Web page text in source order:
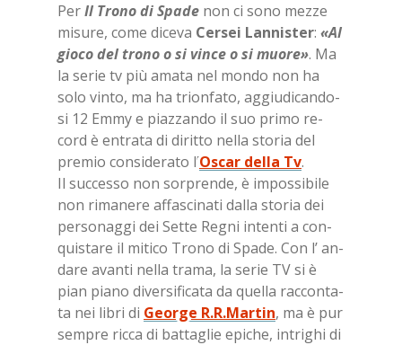
PerIl Tro­no di Spa­de non ci sono mez­ze
mi­su­re, come di­ce­va Cer­sei Lan­ni­ster: «Al
gio­co del tro­no o si vin­ce o si muo­re». Ma
la se­rie tv più ama­ta nel mon­do non ha
solo vin­to, ma ha trion­fa­to, ag­giu­di­can­do­
si 12 Emmy e piaz­zan­do il suo pri­mo re­
cord è en­tra­ta di di­rit­to nel­la sto­ria del
pre­mio con­si­de­ra­to l’Oscar del­la Tv.
Il suc­ces­so non sor­pren­de, è im­pos­si­bi­le
non ri­ma­ne­re af­fa­sci­na­ti dal­la sto­ria dei
per­so­nag­gi dei Set­te Re­gni in­ten­ti a con­
qui­sta­re il mi­ti­co Tro­no di Spa­de. Con l’ an­
da­re avan­ti nel­la tra­ma, la se­rie TV si è
pian pia­no di­ver­si­fi­ca­ta da quel­la rac­con­ta­
ta nei li­bri di Geor­ge R.R.Mar­tin, ma è pur
sem­pre ric­ca di bat­ta­glie epi­che, in­tri­ghi di